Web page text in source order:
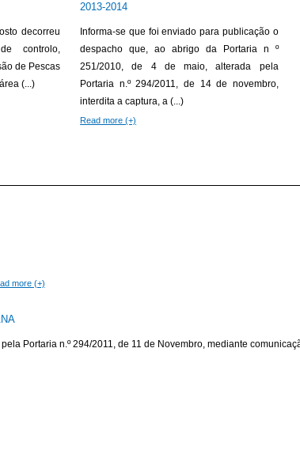
decorreu
controlo,
de Pescas
(...)
2013-2014
Informa-se que foi enviado para publicação o
despacho que, ao abrigo da Portaria n º
251/2010, de 4 de maio, alterada pela
Portaria n.º 294/2011, de 14 de novembro,
interdita a captura, a (...)
Read more (+)
more (+)
Portaria n.º 294/2011, de 11 de Novembro, mediante